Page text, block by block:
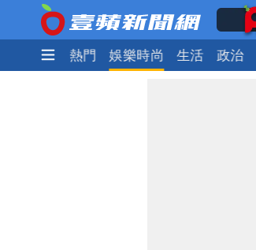
焦點 熱門 娛樂時尚 生活 政治